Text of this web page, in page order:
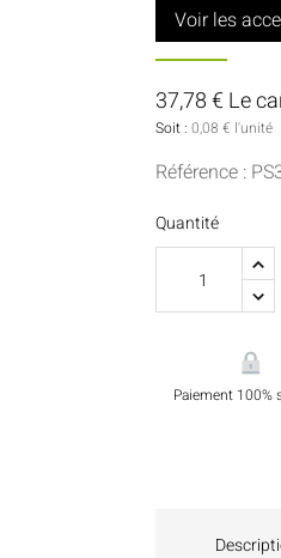
Sauces Et
Nappes Et Serviettes
Flacons Et Bouteilles
Voir les
37,78 € Le
Soit : 0,08 € l'unité
Référence :
Quantité
Paiement 100%